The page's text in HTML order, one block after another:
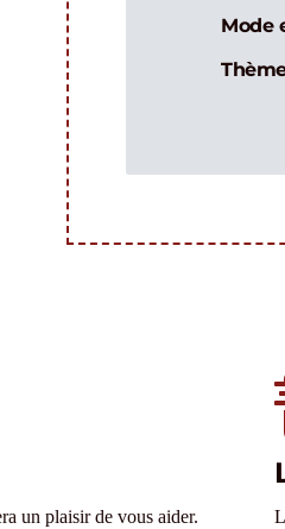
Mode
un plaisir de vous aider.